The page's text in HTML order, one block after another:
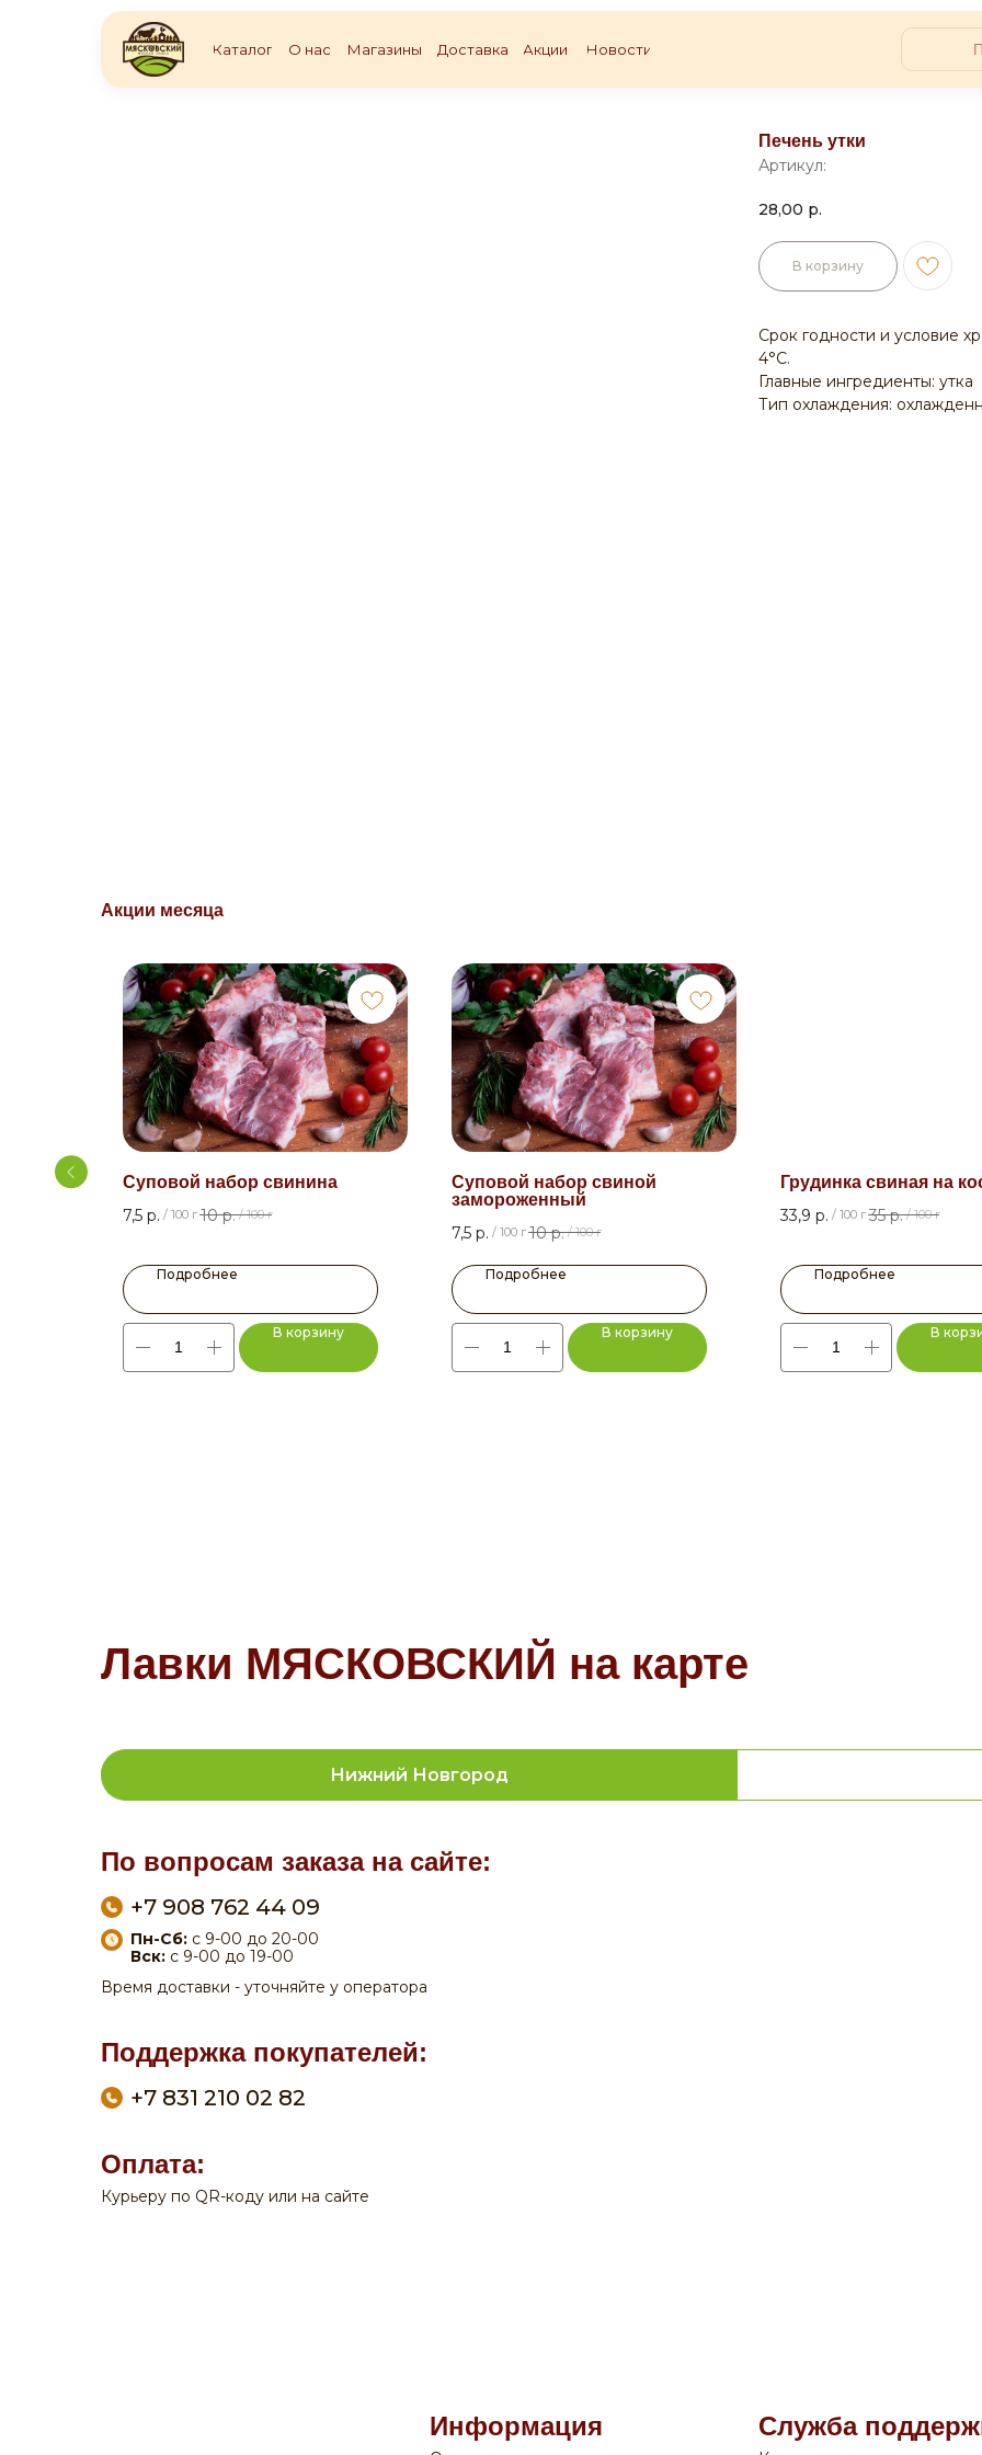
Новости
Акции
Доставка
Магазины
О нас
Каталог
Печень утки
Артикул:
28,00 р.
В корзину
Срок годности и условие
4°С.
Главные ингредиенты: утка
Тип охлаждения:
Акции месяца
Суповой набор свинина
7,5 р. / 100 г 10 р. / 100 г
Подробнее
В корзину
Суповой набор свиной
замороженный
7,5 р. / 100 г 10 р. / 100 г
Подробнее
В корзину
Грудинка свиная на
33,9 р. / 100 г 35 р. / 100 г
Подробнее
В
Лавки МЯСКОВСКИЙ на карте
Нижний Новгород
+7 908 762 44 09
+7 831 210 02 82
Пн-Сб: с 9-00 до 20-00
Вск: с 9-00 до 19-00
Время доставки - уточняйте у оператора
Курьеру по QR-коду или на сайте
По вопросам заказа на сайте:
Оплата:
Поддержка покупателей:
Информация Служба